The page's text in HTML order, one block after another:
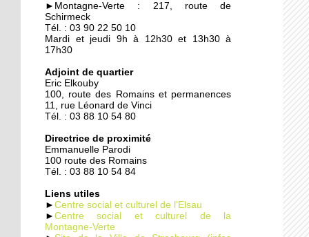
Un demi-siècle à l'Elsau
22 septembre 2014
Familles rurales veut
casser l'isolement des
seniors
Maison d'arrêt : les
parloirs sauvages
empoisonnent la vie des
19 septembre 2014
La nounou des HLM
►Montagne-Verte : 217, route de
Schirmeck
Tél. : 03 90 22 50 10
Mardi et jeudi 9h à 12h30 et 13h30 à
17h30
Adjoint de quartier
Eric Elkouby
100, route des Romains et permanences
11, rue Léonard de Vinci
Tél. : 03 88 10 54 80
Directrice de proximité
Emmanuelle Parodi
100 route des Romains
Tél. : 03 88 10 54 84
Liens utiles
► Centre social et culturel de l'Elsau
► Centre social et culturel de la
Montagne-Verte